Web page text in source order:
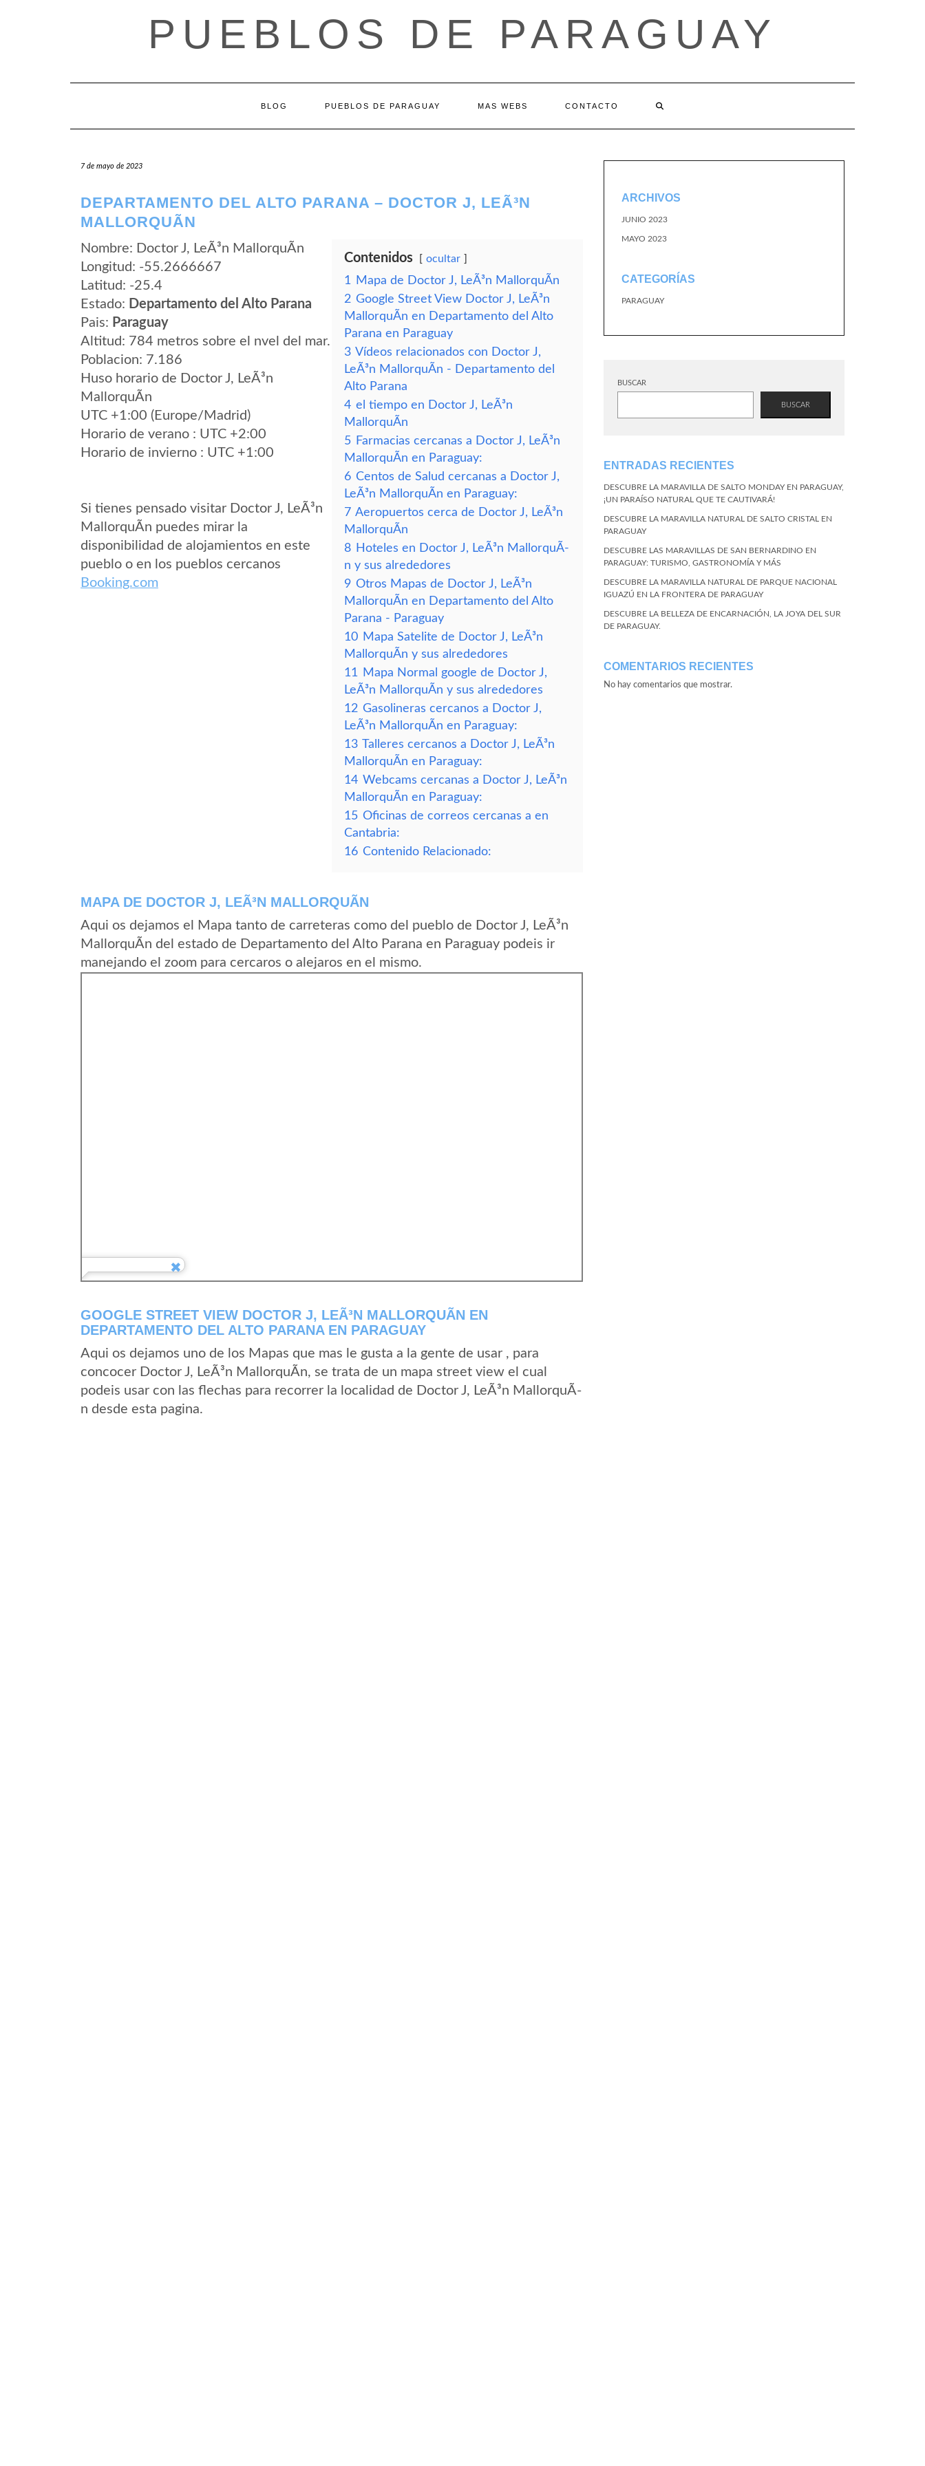
PUEBLOS DE PARAGUAY
BLOG PUEBLOS DE PARAGUAY MAS WEBS CONTACTO
7 de mayo de 2023
DEPARTAMENTO DEL ALTO PARANA – DOCTOR J, LEÃ³N
MALLORQUÃ­N
Nombre: Doctor J, LeÃ³n MallorquÃ­n
Longitud: -55.2666667
Latitud: -25.4
Estado: Departamento del Alto Parana
Pais: Paraguay
Altitud: 784 metros sobre el nvel del mar.
Poblacion: 7.186
Huso horario de Doctor J, LeÃ³n
MallorquÃ­n
UTC +1:00 (Europe/Madrid)
Horario de verano : UTC +2:00
Horario de invierno : UTC +1:00
Si tienes pensado visitar Doctor J, LeÃ³n
MallorquÃ­n puedes mirar la
disponibilidad de alojamientos en este
pueblo o en los pueblos cercanos
Booking.com
Contenidos ocultar
1
Mapa de Doctor J, LeÃ³n MallorquÃ­n
2 Google Street View Doctor J, LeÃ³n
MallorquÃ­n en Departamento del Alto
Parana en Paraguay
3 Vídeos relacionados con Doctor J,
LeÃ³n MallorquÃ­n - Departamento del
Alto Parana
4 el tiempo en Doctor J, LeÃ³n
MallorquÃ­n
5 Farmacias cercanas a Doctor J, LeÃ³n
MallorquÃ­n en Paraguay:
6 Centos de Salud cercanas a Doctor J,
LeÃ³n MallorquÃ­n en Paraguay:
7 Aeropuertos cerca de Doctor J, LeÃ³n
MallorquÃ­n
8 Hoteles en Doctor J, LeÃ³n MallorquÃ­
n y sus alrededores
9 Otros Mapas de Doctor J, LeÃ³n
MallorquÃ­n en Departamento del Alto
Parana - Paraguay
10 Mapa Satelite de Doctor J, LeÃ³n
MallorquÃ­n y sus alrededores
11
Mapa Normal google de Doctor J,
LeÃ³n MallorquÃ­n y sus alrededores
12 Gasolineras cercanos a Doctor J,
LeÃ³n MallorquÃ­n en Paraguay:
13 Talleres cercanos a Doctor J, LeÃ³n
MallorquÃ­n en Paraguay:
14 Webcams cercanas a Doctor J, LeÃ³n
MallorquÃ­n en Paraguay:
15 Oficinas de correos cercanas a en
Cantabria:
16 Contenido Relacionado:
MAPA DE DOCTOR J, LEÃ³N MALLORQUÃ­N
Aqui os dejamos el Mapa tanto de carreteras como del pueblo de Doctor J, LeÃ³n
MallorquÃ­n del estado de Departamento del Alto Parana en Paraguay podeis ir
manejando el zoom para cercaros o alejaros en el mismo.
GOOGLE STREET VIEW DOCTOR J, LEÃ³N MALLORQUÃ­N EN
DEPARTAMENTO DEL ALTO PARANA EN PARAGUAY
Aqui os dejamos uno de los Mapas que mas le gusta a la gente de usar , para
concocer Doctor J, LeÃ³n MallorquÃ­n, se trata de un mapa street view el cual
podeis usar con las flechas para recorrer la localidad de Doctor J, LeÃ³n MallorquÃ­
n desde esta pagina.
ARCHIVOS
JUNIO 2023
MAYO 2023
CATEGORÍAS
PARAGUAY
BUSCAR
BUSCAR
ENTRADAS RECIENTES
DESCUBRE LA MARAVILLA DE SALTO MONDAY EN PARAGUAY,
¡UN PARAÍSO NATURAL QUE TE CAUTIVARÁ!
DESCUBRE LA MARAVILLA NATURAL DE SALTO CRISTAL EN
PARAGUAY
DESCUBRE LAS MARAVILLAS DE SAN BERNARDINO EN
PARAGUAY: TURISMO, GASTRONOMÍA Y MÁS
DESCUBRE LA MARAVILLA NATURAL DE PARQUE NACIONAL
IGUAZÚ EN LA FRONTERA DE PARAGUAY
DESCUBRE LA BELLEZA DE ENCARNACIÓN, LA JOYA DEL SUR
DE PARAGUAY.
COMENTARIOS RECIENTES
No hay comentarios que mostrar.